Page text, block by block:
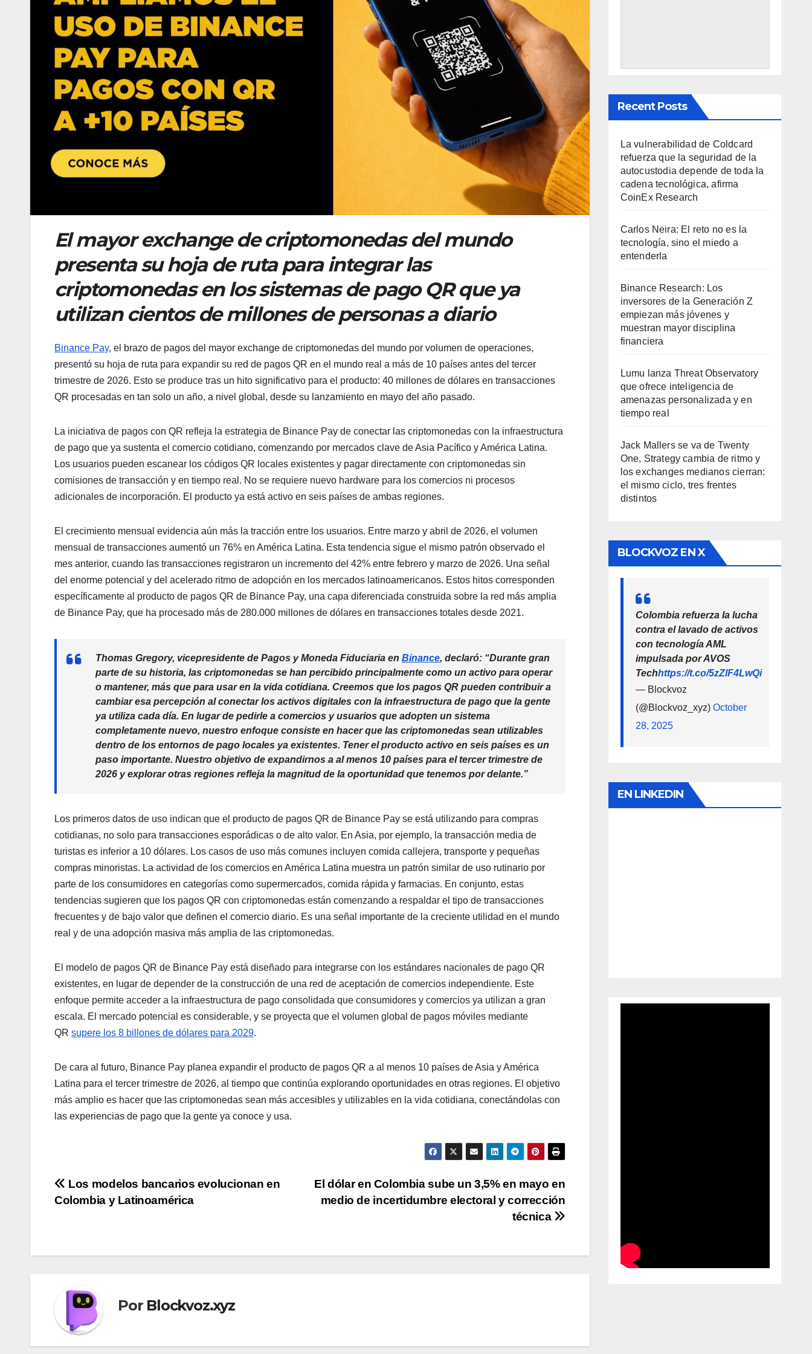
El mayor exchange de criptomonedas del mundo
presenta su hoja de ruta para integrar las
criptomonedas en los sistemas de pago QR que ya
utilizan cientos de millones de personas a diario
Binance Pay, el brazo de pagos del mayor exchange de criptomonedas del mundo por volumen de operaciones,
presentó su hoja de ruta para expandir su red de pagos QR en el mundo real a más de 10 países antes del tercer
trimestre de 2026. Esto se produce tras un hito significativo para el producto: 40 millones de dólares en transacciones
QR procesadas en tan solo un año, a nivel global, desde su lanzamiento en mayo del año pasado.
La iniciativa de pagos con QR refleja la estrategia de Binance Pay de conectar las criptomonedas con la infraestructura
de pago que ya sustenta el comercio cotidiano, comenzando por mercados clave de Asia Pacífico y América Latina.
Los usuarios pueden escanear los códigos QR locales existentes y pagar directamente con criptomonedas sin
comisiones de transacción y en tiempo real. No se requiere nuevo hardware para los comercios ni procesos
adicionales de incorporación. El producto ya está activo en seis países de ambas regiones.
El crecimiento mensual evidencia aún más la tracción entre los usuarios. Entre marzo y abril de 2026, el volumen
mensual de transacciones aumentó un 76% en América Latina. Esta tendencia sigue el mismo patrón observado el
mes anterior, cuando las transacciones registraron un incremento del 42% entre febrero y marzo de 2026. Una señal
del enorme potencial y del acelerado ritmo de adopción en los mercados latinoamericanos. Estos hitos corresponden
específicamente al producto de pagos QR de Binance Pay, una capa diferenciada construida sobre la red más amplia
de Binance Pay, que ha procesado más de 280.000 millones de dólares en transacciones totales desde 2021.
Thomas Gregory, vicepresidente de Pagos y Moneda Fiduciaria en Binance, declaró: “Durante gran
parte de su historia, las criptomonedas se han percibido principalmente como un activo para operar
o mantener, más que para usar en la vida cotidiana. Creemos que los pagos QR pueden contribuir a
cambiar esa percepción al conectar los activos digitales con la infraestructura de pago que la gente
ya utiliza cada día. En lugar de pedirle a comercios y usuarios que adopten un sistema
completamente nuevo, nuestro enfoque consiste en hacer que las criptomonedas sean utilizables
dentro de los entornos de pago locales ya existentes. Tener el producto activo en seis países es un
paso importante. Nuestro objetivo de expandirnos a al menos 10 países para el tercer trimestre de
2026 y explorar otras regiones refleja la magnitud de la oportunidad que tenemos por delante.”
Los primeros datos de uso indican que el producto de pagos QR de Binance Pay se está utilizando para compras
cotidianas, no solo para transacciones esporádicas o de alto valor. En Asia, por ejemplo, la transacción media de
turistas es inferior a 10 dólares. Los casos de uso más comunes incluyen comida callejera, transporte y pequeñas
compras minoristas. La actividad de los comercios en América Latina muestra un patrón similar de uso rutinario por
parte de los consumidores en categorías como supermercados, comida rápida y farmacias. En conjunto, estas
tendencias sugieren que los pagos QR con criptomonedas están comenzando a respaldar el tipo de transacciones
frecuentes y de bajo valor que definen el comercio diario. Es una señal importante de la creciente utilidad en el mundo
real y de una adopción masiva más amplia de las criptomonedas.
El modelo de pagos QR de Binance Pay está diseñado para integrarse con los estándares nacionales de pago QR
existentes, en lugar de depender de la construcción de una red de aceptación de comercios independiente. Este
enfoque permite acceder a la infraestructura de pago consolidada que consumidores y comercios ya utilizan a gran
escala. El mercado potencial es considerable, y se proyecta que el volumen global de pagos móviles mediante
QR supere los 8 billones de dólares para 2029.
De cara al futuro, Binance Pay planea expandir el producto de pagos QR a al menos 10 países de Asia y América
Latina para el tercer trimestre de 2026, al tiempo que continúa explorando oportunidades en otras regiones. El objetivo
más amplio es hacer que las criptomonedas sean más accesibles y utilizables en la vida cotidiana, conectándolas con
las experiencias de pago que la gente ya conoce y usa.
Navegación
El dólar en Colombia sube un 3,5% en mayo en
medio de incertidumbre electoral y corrección
técnica
Los modelos bancarios evolucionan en
Colombia y Latinoamérica
Por Blockvoz.xyz
Recent Posts
La vulnerabilidad de Coldcard
refuerza que la seguridad de la
autocustodia depende de toda la
cadena tecnológica, afirma
CoinEx Research
Carlos Neira: El reto no es la
tecnología, sino el miedo a
entenderla
Binance Research: Los
inversores de la Generación Z
empiezan más jóvenes y
muestran mayor disciplina
financiera
Lumu lanza Threat Observatory
que ofrece inteligencia de
amenazas personalizada y en
tiempo real
Jack Mallers se va de Twenty
One, Strategy cambia de ritmo y
los exchanges medianos cierran:
el mismo ciclo, tres frentes
distintos
BLOCKVOZ EN X
Colombia refuerza la lucha
contra el lavado de activos
con tecnología AML
impulsada por AVOS
Techhttps://t.co/5zZlF4LwQi
— Blockvoz
(@Blockvoz_xyz) October
28, 2025
EN LINKEDIN